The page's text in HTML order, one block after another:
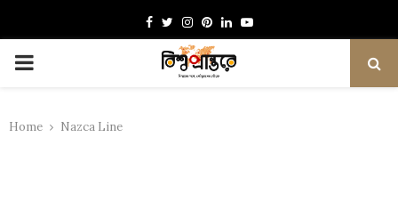
Facebook
TwitterInstagram
Pinterest
LinkedinYoutube
PRIMARY
Home Nazca Line